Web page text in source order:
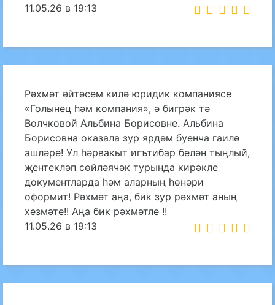
11.05.26 в 19:13
Рәхмәт әйтәсем килә юридик компаниясе
«Голынец һәм компания», ә бигрәк тә
Волчковой Альбина Борисовне. Альбина
Борисовна оказала зур ярдәм буенча гаилә
эшләре! Ул һәрвакыт игътибар белән тыңлый,
җентекләп сөйләячәк турында кирәкле
документларда һәм аларның һөнәри
оформит! Рәхмәт аңа, бик зур рәхмәт аның
хезмәте!! Аңа бик рәхмәтле !!
11.05.26 в 19:13